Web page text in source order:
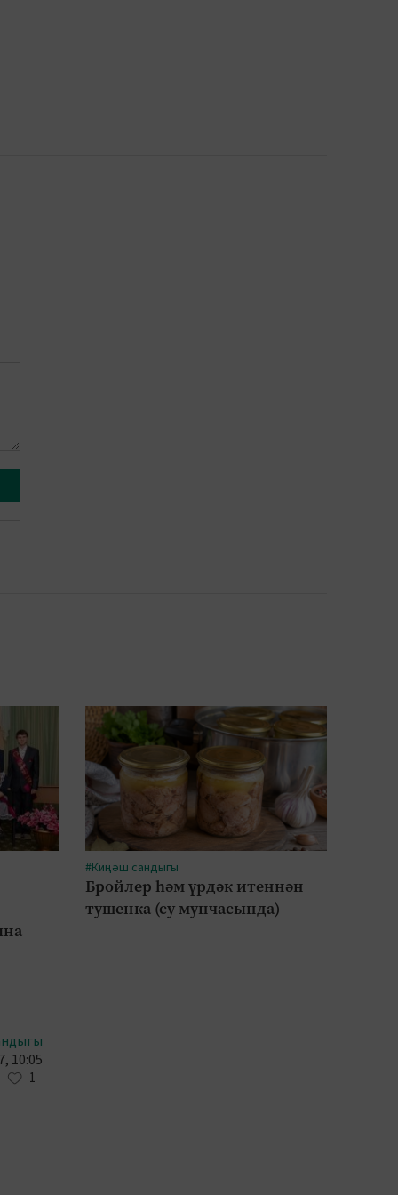
#Киңәш сандыгы
Бройлер һәм үрдәк итеннән
тушенка (су мунчасында)
10:05
1